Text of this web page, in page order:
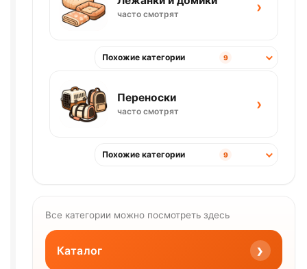
часто смотрят ›
Похожие категории 9
Переноски
часто смотрят ›
Похожие категории 9
Все категории можно посмотреть здесь
Каталог ›